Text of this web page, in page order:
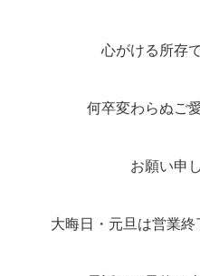
心がける所存
何卒変わらぬご
お願い申
大晦日・元旦は営業